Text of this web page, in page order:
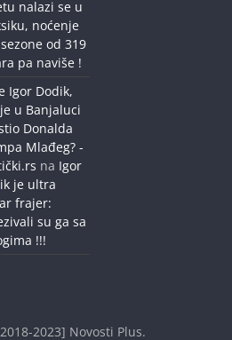
nalazi se u
noćenje
od 319
pa naviše !
Igor Dodik,
u Banjaluci
Donalda
Mlađeg? -
na Igor
je ultra
frajer:
su ga sa
!!!
2023] Novosti Plus.